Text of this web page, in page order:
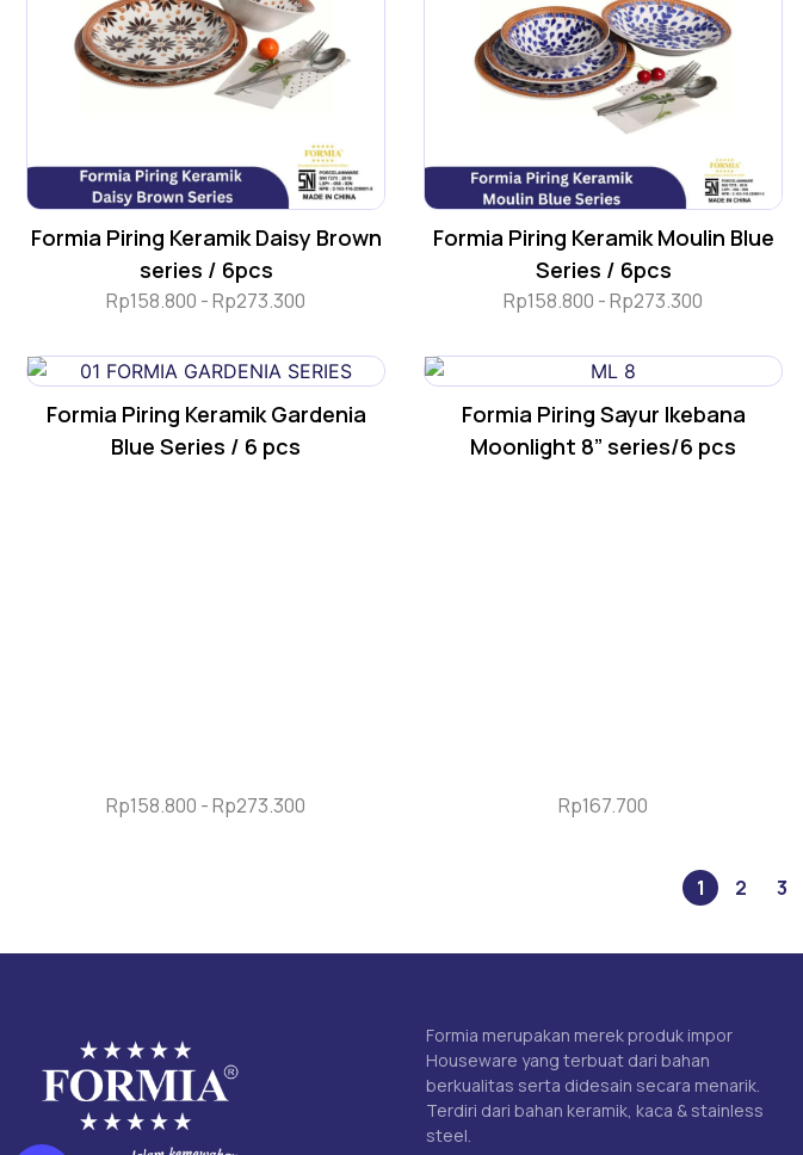
Formia Piring Keramik Daisy Brown
series / 6pcs
Rp158.800 -Rp273.300
Formia Piring Keramik Moulin Blue
Series / 6pcs
Rp158.800 -Rp273.300
Formia Piring Keramik Gardenia
Blue Series / 6 pcs
Rp158.800 -Rp273.300
Formia Piring Sayur Ikebana
Moonlight 8” series/6 pcs
Rp167.700
1 2 3
Formia merupakan merek produk impor
Houseware yang terbuat dari bahan
berkualitas serta didesain secara menarik.
Terdiri dari bahan keramik, kaca & stainless
steel.